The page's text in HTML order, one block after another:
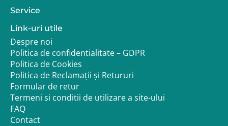
Service
Link-uri utile
Despre noi
Politica de confidentialitate – GDPR
Politica de Cookies
Politica de Reclamații și Retururi
Formular de retur
Termeni si conditii de utilizare a site-ului
FAQ
Contact